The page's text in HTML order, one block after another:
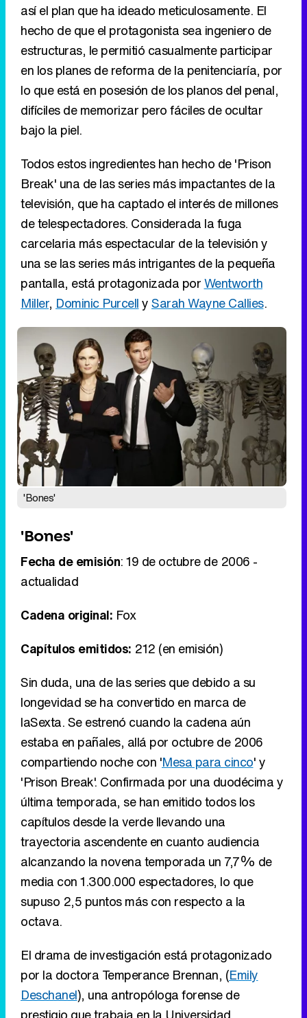
así el plan que ha ideado meticulosamente. El
hecho de que el protagonista sea ingeniero de
estructuras, le permitió casualmente participar
en los planes de reforma de la penitenciaría, por
lo que está en posesión de los planos del penal,
difíciles de memorizar pero fáciles de ocultar
bajo la piel.
Todos estos ingredientes han hecho de 'Prison
Break' una de las series más impactantes de la
televisión, que ha captado el interés de millones
de telespectadores. Considerada la fuga
carcelaria más espectacular de la televisión y
una se las series más intrigantes de la pequeña
pantalla, está protagonizada porWentworth
Miller, Dominic PurcellySarah Wayne Callies.
'Bones'
'Bones'
Fecha de emisión: 19 de octubre de 2006 -
actualidad
Cadena original: Fox
Capítulos emitidos: 212 (en emisión)
Sin duda, una de las series que debido a su
longevidad se ha convertido en marca de
laSexta. Se estrenó cuando la cadena aún
estaba en pañales, allá por octubre de 2006
compartiendo noche con 'Mesa para cinco' y
'Prison Break'. Confirmada por una duodécima y
última temporada, se han emitido todos los
capítulos desde la verde llevando una
trayectoria ascendente en cuanto audiencia
alcanzando la novena temporada un 7,7% de
media con 1.300.000 espectadores, lo que
supuso 2,5 puntos más con respecto a la
octava.
El drama de investigación está protagonizado
por la doctora Temperance Brennan, (Emily
Deschanel), una antropóloga forense de